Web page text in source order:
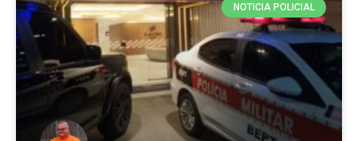
NOTICIA POLICIAL